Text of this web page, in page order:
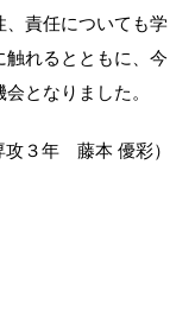
、責任についても学
触れるとともに、今
となりました。
３年　藤本 優彩）